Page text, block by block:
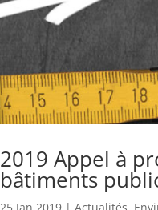
2019 Appel à
bâtiments
25 Jan 2019 |Actualités,